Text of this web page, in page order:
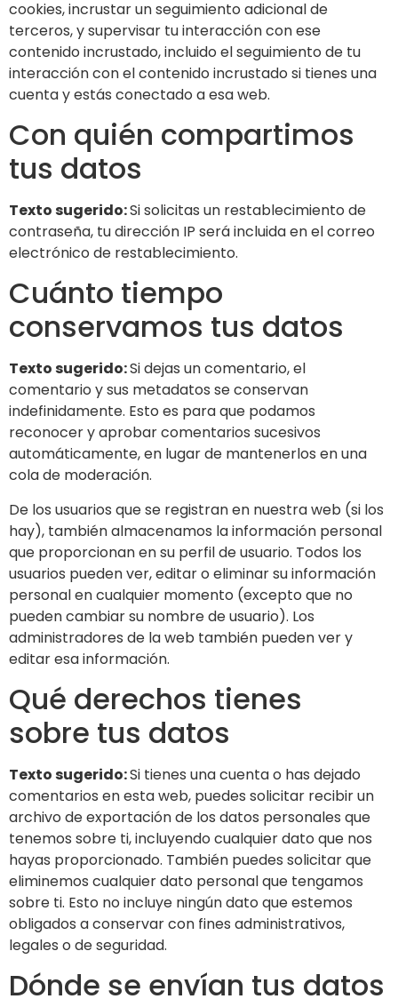
cookies, incrustar un seguimiento adicional de
terceros, y supervisar tu interacción con ese
contenido incrustado, incluido el seguimiento de tu
interacción con el contenido incrustado si tienes una
cuenta y estás conectado a esa web.
Con quién compartimos
tus datos
Texto sugerido:Si solicitas un restablecimiento de
contraseña, tu dirección IP será incluida en el correo
electrónico de restablecimiento.
Cuánto tiempo
conservamos tus datos
Texto sugerido:Si dejas un comentario, el
comentario y sus metadatos se conservan
indefinidamente. Esto es para que podamos
reconocer y aprobar comentarios sucesivos
automáticamente, en lugar de mantenerlos en una
cola de moderación.
De los usuarios que se registran en nuestra web (si los
hay), también almacenamos la información personal
que proporcionan en su perfil de usuario. Todos los
usuarios pueden ver, editar o eliminar su información
personal en cualquier momento (excepto que no
pueden cambiar su nombre de usuario). Los
administradores de la web también pueden ver y
editar esa información.
Qué derechos tienes
sobre tus datos
Texto sugerido:Si tienes una cuenta o has dejado
comentarios en esta web, puedes solicitar recibir un
archivo de exportación de los datos personales que
tenemos sobre ti, incluyendo cualquier dato que nos
hayas proporcionado. También puedes solicitar que
eliminemos cualquier dato personal que tengamos
sobre ti. Esto no incluye ningún dato que estemos
obligados a conservar con fines administrativos,
legales o de seguridad.
Dónde se envían tus datos